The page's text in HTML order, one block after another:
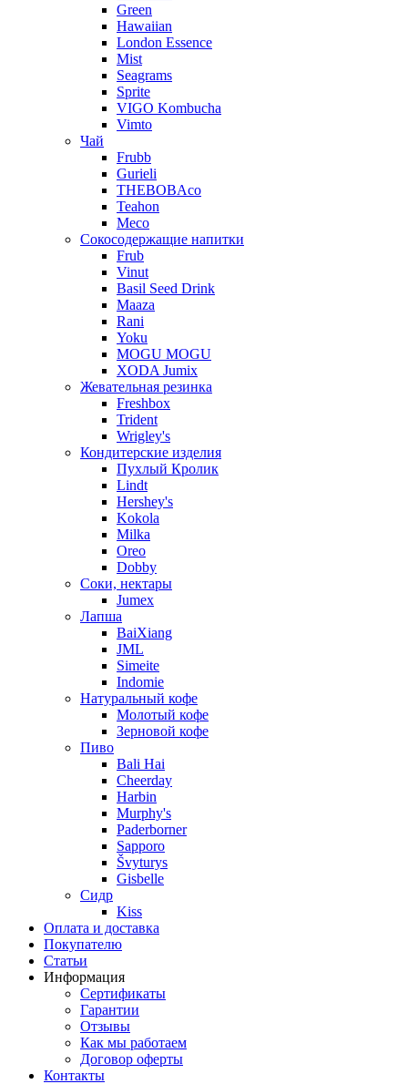
Green
Hawaiian
London Essence
Mist
Seagrams
Sprite
VIGO Kombucha
Vimto
Чай
Frubb
Gurieli
THEBOBAco
Teahon
Meco
Сокосодержащие напитки
Frub
Vinut
Basil Seed Drink
Maaza
Rani
Yoku
MOGU MOGU
XODA Jumix
Жевательная резинка
Freshbox
Trident
Wrigley's
Кондитерские изделия
Пухлый Кролик
Lindt
Hershey's
Kokola
Milka
Oreo
Dobby
Соки, нектары
Jumex
Лапша
BaiXiang
JML
Simeite
Indomie
Натуральный кофе
Молотый кофе
Зерновой кофе
Пиво
Bali Hai
Cheerday
Harbin
Murphy's
Paderborner
Sapporo
Švyturys
Gisbelle
Сидр
Kiss
Оплата и доставка
Покупателю
Статьи
Информация
Сертификаты
Гарантии
Отзывы
Как мы работаем
Договор оферты
Контакты